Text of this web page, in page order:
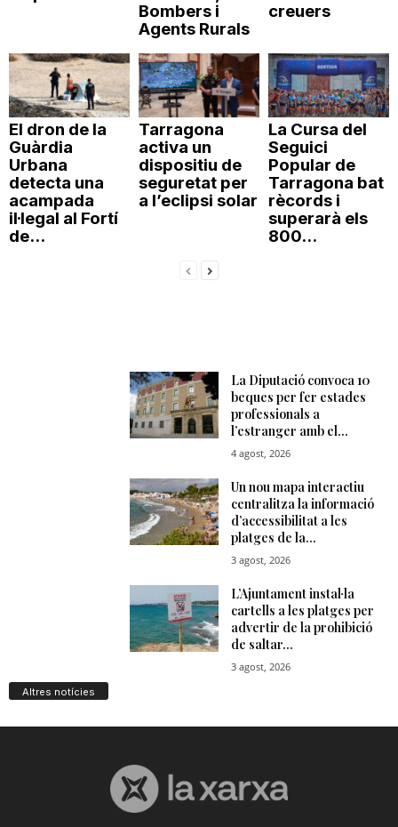
Bombers i
Agents Rurals
creuers
El dron de la
Guàrdia
Urbana
detecta una
acampada
il·legal al Fortí
de...
Tarragona
activa un
dispositiu de
seguretat per
a l’eclipsi solar
La Cursa del
Seguici
Popular de
Tarragona bat
rècords i
superarà els
800...
Altres notícies